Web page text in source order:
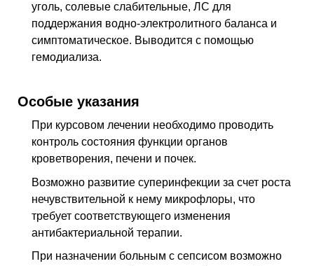
уголь, солевые слабительные, ЛС для
поддержания водно-электролитного баланса и
симптоматическое. Выводится с помощью
гемодиализа.
Особые указания
При курсовом лечении необходимо проводить
контроль состояния функции органов
кроветворения, печени и почек.
Возможно развитие суперинфекции за счет роста
нечувствительной к нему микрофлоры, что
требует соответствующего изменения
антибактериальной терапии.
При назначении больным с сепсисом возможно